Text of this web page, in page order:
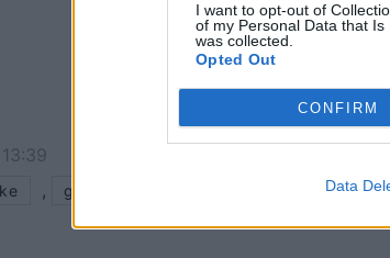
I want to opt-out of
of my Personal Data that
was collected.
Opted Out
CONFIRM
Data
, gjitokaster